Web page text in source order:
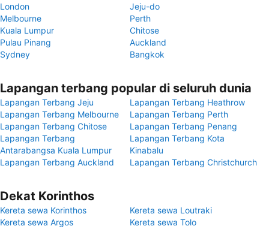
London
Jeju-do
Melbourne
Perth
Kuala Lumpur
Chitose
Pulau Pinang
Auckland
Sydney
Bangkok
Lapangan terbang popular di seluruh dunia
Lapangan Terbang Jeju
Lapangan Terbang Heathrow
Lapangan Terbang Melbourne
Lapangan Terbang Perth
Lapangan Terbang Chitose
Lapangan Terbang Penang
Lapangan Terbang
Antarabangsa Kuala Lumpur
Lapangan Terbang Kota
Kinabalu
Lapangan Terbang Auckland
Lapangan Terbang Christchurch
Dekat Korinthos
Kereta sewa Korinthos
Kereta sewa Loutraki
Kereta sewa Argos
Kereta sewa Tolo